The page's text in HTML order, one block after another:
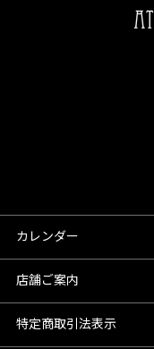
カレンダー
店舗ご案内
特定商取引法表示